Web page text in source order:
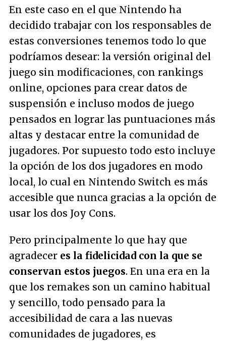
En este caso en el que Nintendo ha
decidido trabajar con los responsables de
estas conversiones tenemos todo lo que
podríamos desear: la versión original del
juego sin modificaciones, con rankings
online, opciones para crear datos de
suspensión e incluso modos de juego
pensados en lograr las puntuaciones más
altas y destacar entre la comunidad de
jugadores. Por supuesto todo esto incluye
la opción de los dos jugadores en modo
local, lo cual en Nintendo Switch es más
accesible que nunca gracias a la opción de
usar los dos Joy Cons.
Pero principalmente lo que hay que
agradecer es la fidelicidad con la que se
conservan estos juegos. En una era en la
que los remakes son un camino habitual
y sencillo, todo pensado para la
accesibilidad de cara a las nuevas
comunidades de jugadores, es